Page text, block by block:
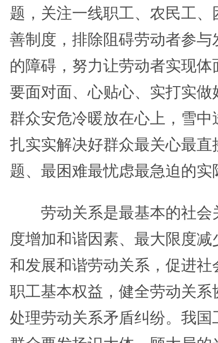
题，关注一线职工、农民工
善制度，排除阻碍劳动者参
的障碍，努力让劳动者实现
要面对面、心贴心、实打实
群众安危冷暖放在心上，雪
扎实实解决好群众最关心最
题、最困难最忧虑最急迫的实
劳动关系是最基本的社会
度增加和谐因素、最大限度
和发展和谐劳动关系，促进
职工基本权益，健全劳动关
处理劳动关系矛盾纠纷。我